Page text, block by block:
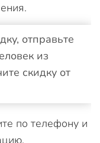
отправьте
из
скидку от
по телефону и